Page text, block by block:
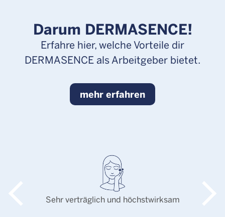
Darum DERMASENCE!
Erfahre hier, welche Vorteile dir
DERMASENCE als Arbeitgeber bietet.
mehr erfahren
Sehr verträglich und höchstwirksam